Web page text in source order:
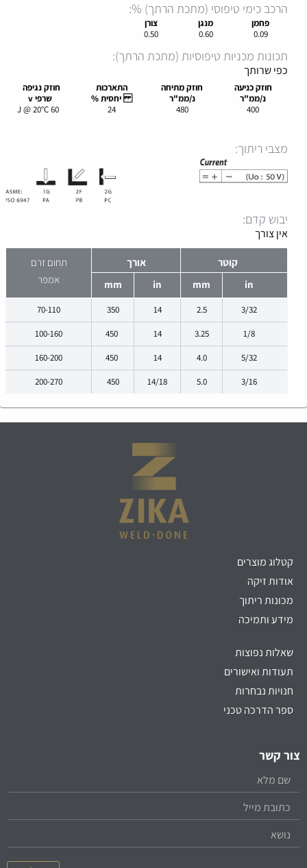
הרכב כימי טיפוסי (מתכת הרתך) %:
פחמן מנגן
צורן
0.09
0.60
0.50
תכונות מכניות טיפוסיות (מתכת הרתך):
כפי שרותך
חוזק כניעה
נ/ממ"ר
חוזק מתיחה
נ/ממ"ר
התארכות
יחסית %
חוזק נגיפה
שרפי v
400
480
24
מצבי ריתוך:
יבוש קדם:
אין צורך
קוטר אורך
תחום זרם
אמפר
in
mm
in
mm
3/32
2.5
14
350
70-110
1/8
3.25
14
100-160
5/32
4.0
14
160-200
3/16
5.0
14/18
450
200-270
קטלוג מוצרים
אודות זיקה
מכונות ריתוך
מידע ותמיכה
שאלות נפוצות
תעודות ואישורים
חנויות נבחרות
ספר הדרכה טכני
צור קשר